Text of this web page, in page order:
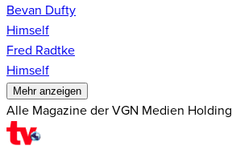
Bevan Dufty
Himself
Fred Radtke
Himself
Mehr anzeigen
Alle Magazine der VGN Medien Holding